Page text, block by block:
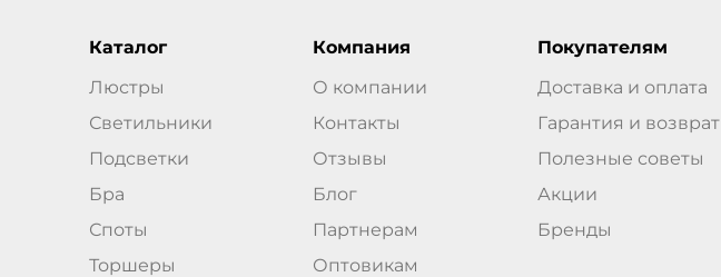
Каталог
Люстры
Светильники
Подсветки
Бра
Споты
Торшеры
Компания
О компании
Контакты
Отзывы
Блог
Партнерам
Оптовикам
Покупателям
Доставка и оплата
Гарантия и возврат
Полезные советы
Акции
Бренды